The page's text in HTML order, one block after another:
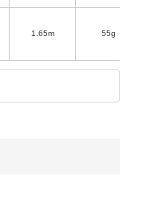
1.65m 55g